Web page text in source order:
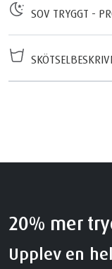
SOV TRYGGT -
20% mer
Upplev en